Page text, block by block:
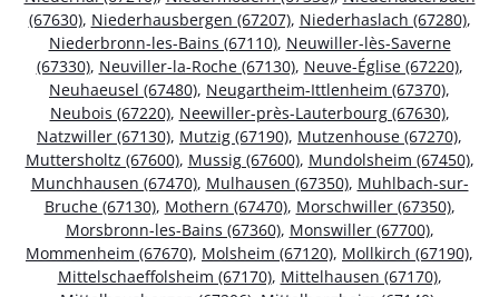
(67630), Niederhausbergen (67207), Niederhaslach (67280),
Niederbronn-les-Bains (67110), Neuwiller-lès-Saverne
(67330), Neuviller-la-Roche (67130), Neuve-Église (67220),
Neuhaeusel (67480), Neugartheim-Ittlenheim (67370),
Neubois (67220), Neewiller-près-Lauterbourg (67630),
Natzwiller (67130), Mutzig (67190), Mutzenhouse (67270),
Muttersholtz (67600), Mussig (67600), Mundolsheim (67450),
Munchhausen (67470), Mulhausen (67350), Muhlbach-sur-
Bruche (67130), Mothern (67470), Morschwiller (67350),
Morsbronn-les-Bains (67360), Monswiller (67700),
Mommenheim (67670), Molsheim (67120), Mollkirch (67190),
Mittelschaeffolsheim (67170), Mittelhausen (67170),